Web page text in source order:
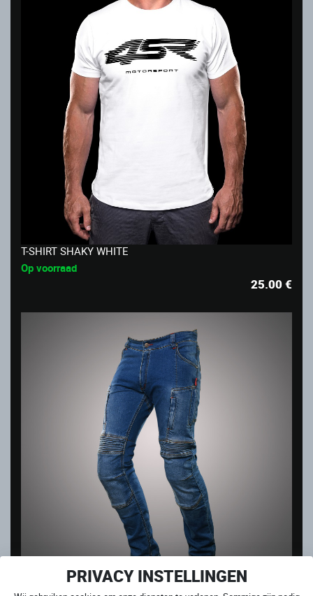
PRIVACY INSTELLINGEN
T-SHIRT SHAKY WHITE
Op voorraad
25.00€